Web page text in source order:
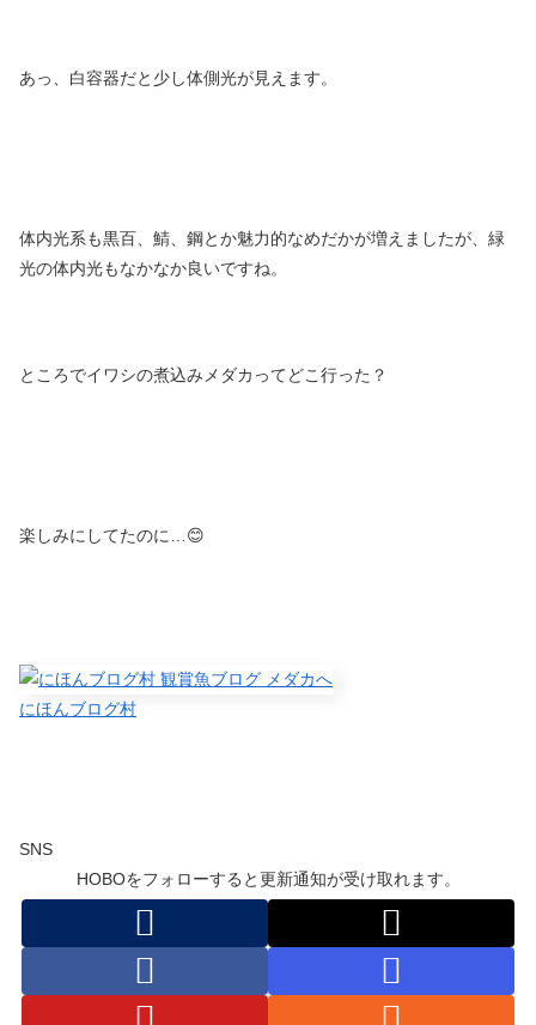
あっ、白容器だと少し体側光が見えます。
体内光系も黒百、鯖、鋼とか魅力的なめだかが増えましたが、緑
光の体内光もなかなか良いですね。
ところでイワシの煮込みメダカってどこ行った？
楽しみにしてたのに…😊
にほんブログ村
SNS
HOBOをフォローすると更新通知が受け取れます。